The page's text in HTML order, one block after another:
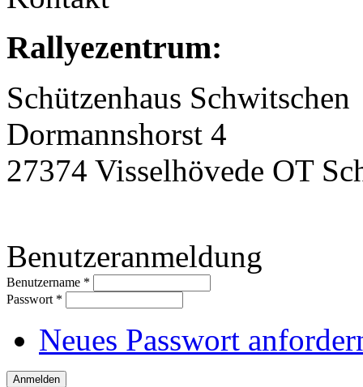
Rallyezentrum:
Schützenhaus Schwitschen
Dormannshorst 4
27374 Visselhövede OT
Benutzeranmeldung
Benutzername *
Passwort *
Neues Passwort